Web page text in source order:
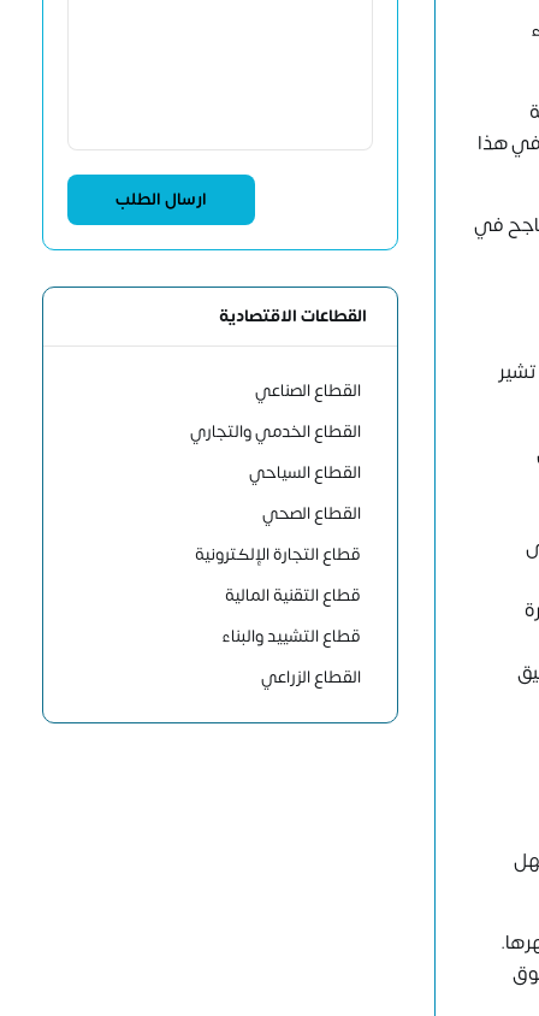
في هذا
في
القطاعات الاقتصادية
القطاع الصناعي
القطاع الخدمي والتجاري
القطاع السياحي
القطاع الصحي
قطاع التجارة الإلكترونية
قطاع التقنية المالية
قطاع التشييد والبناء
القطاع الزراعي